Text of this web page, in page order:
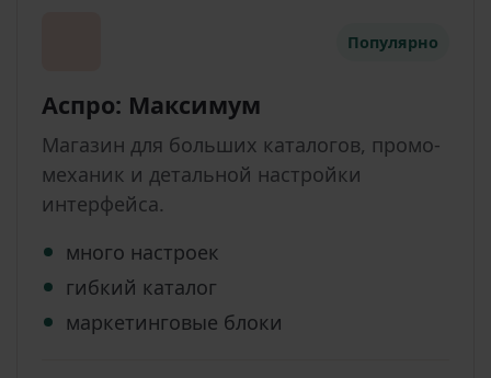
Популярно
Аспро: Максимум
Магазин для больших каталогов, промо-
механик и детальной настройки
интерфейса.
много настроек
гибкий каталог
маркетинговые блоки